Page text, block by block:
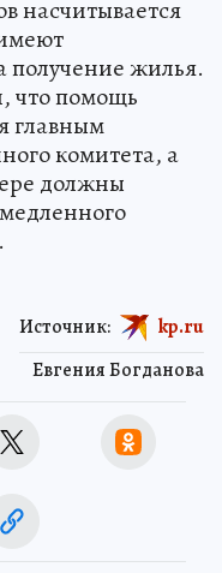
насчитывается
получение жилья.
что помощь
главным
комитета, а
должны
Евгения Богданова
Источник: kp.ru